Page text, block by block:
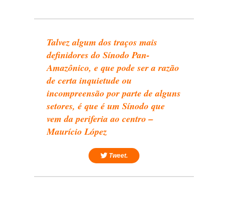
Talvez algum dos traços mais
definidores do Sínodo Pan-
Amazônico, e que pode ser a razão
de certa inquietude ou
incompreensão por parte de alguns
setores, é que é um Sínodo que
vem da periferia ao centro –
Maurício López
Tweet.